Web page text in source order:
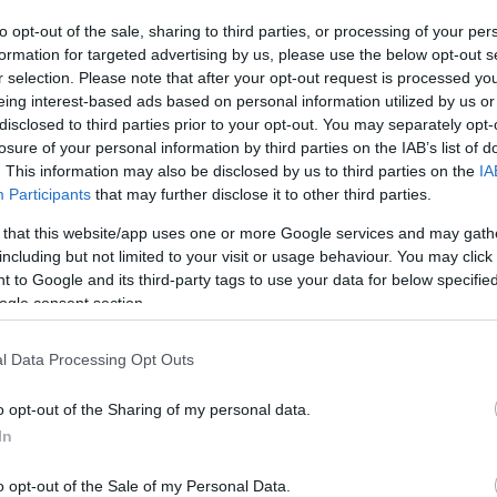
opt-out of the sale, sharing to third parties, or processing of your
for targeted advertising by us, please use the below opt-out
selection. Please note that after your opt-out request is processed
interest-based ads based on personal information utilized by us
to third parties prior to your opt-out. You may separately
of your personal information by third parties on the IAB’s list of
This information may also be disclosed by us to third parties on the
Participants that may further disclose it to other third parties.
that this website/app uses one or more Google services and may
but not limited to your visit or usage behaviour. You may
to Google and its third-party tags to use your data for below
consent section.
Data Processing Opt Outs
opt-out of the Sharing of my personal data.
opt-out of the Sale of my Personal Data.
gondoskodik arról, hogy látogatói elkerüljék ezt a
a fedett, fűtött sátorban tíz családi pincészet kínálja
a fellépők: a literatúrát kedvelő felnőtteket irodalmi
sült gesztenyét, tököt, sült almát, vagy fogyaszthat
népzenés táncházban melegedhet ki.
invitálják a látogatókat Márton-napi búcsújukon, és nem
részt venni az együttes mulatságos legényavatásán is.
kemencék és kályhák mellett bekapcsolódhatnak az őszi
Miközben jár a kezük, a Hagyományőrző Óvónők a